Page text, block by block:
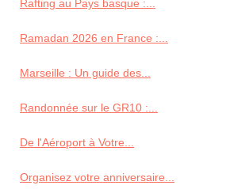
Rafting au Pays basque :...
Ramadan 2026 en France :...
Marseille : Un guide des...
Randonnée sur le GR10 :...
De l'Aéroport à Votre...
Organisez votre anniversaire...